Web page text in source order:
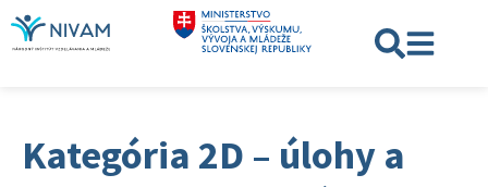
Kategória 2D – úlohy a